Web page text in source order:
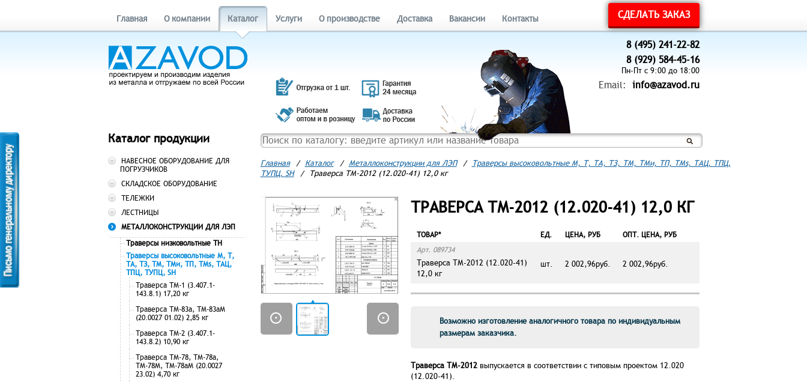
СДЕЛАТЬ ЗАКАЗ
Главная О компании Каталог Услуги О производстве Доставка Вакансии Контакты
Каталог продукции
НАВЕСНОЕ ОБОРУДОВАНИЕ ДЛЯ
ПОГРУЗЧИКОВ
СКЛАДСКОЕ ОБОРУДОВАНИЕ
ТЕЛЕЖКИ
ЛЕСТНИЦЫ
МЕТАЛЛОКОНСТРУКЦИИ ДЛЯ ЛЭП
Траверсы низковольтные ТН
Траверсы высоковольтные М, Т,
ТА, ТЗ, ТМ, ТМи, ТП, ТМs, ТАЦ,
ТПЦ, ТУПЦ, SH
Траверса ТМ-1 (3.407.1-
143.8.1) 17,20 кг
Траверса ТМ-83а, ТМ-83аМ
(20.0027 01.02) 2,85 кг
Траверса ТМ-2 (3.407.1-
143.8.2) 10,90 кг
Траверса ТМ-78, ТМ-78а,
ТМ-78М, ТМ-78аМ (20.0027
23.02) 4,70 кг
8 (495) 241-22-82
8 (929) 584-45-16
Пн-Пт с 9:00 до 18:00
Email: info@azavod.ru
Главная / Каталог / Металлоконструкции для ЛЭП /
Траверсы высоковольтные М, Т, ТА, ТЗ, ТМ, ТМи, ТП, ТМs, ТАЦ, ТПЦ,
ТУПЦ, SH
/ Траверса ТМ-2012 (12.020-41) 12,0 кг
ТРАВЕРСА ТМ-2012 (12.020-41) 12,0 КГ
ТОВАР* ЕД. ЦЕНА, РУБ
ОПТ. ЦЕНА, РУБ
Арт. 089734
Траверса ТМ-2012 (12.020-41)
12,0 кг
шт. 2 002,96руб. 2 002,96руб.
Возможно изготовление аналогичного товара по индивидуальным
размерам заказчика.
Траверса ТМ-2012 выпускается в соответствии с типовым проектом 12.020
(12.020-41).